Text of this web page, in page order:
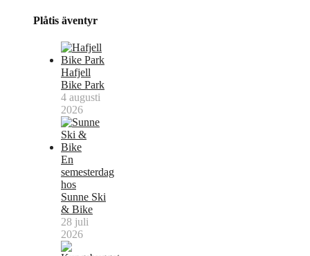
Plåtis äventyr
Hafjell
Bike Park
4 augusti
2026
En
semesterdag
hos
Sunne Ski
& Bike
28 juli
2026